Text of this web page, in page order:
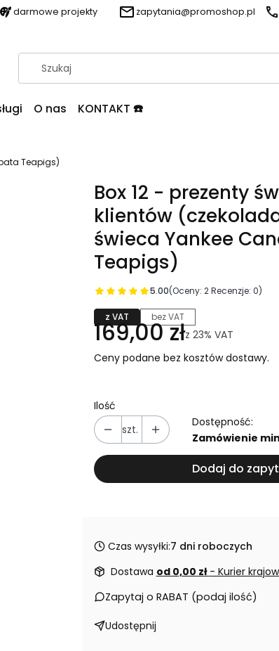
darmowe projekty zapytania@promoshop.pl
O nas KONTAKT ☎️
Teapigs)
Box 12 - prezenty
klientów
świeca Yankee
Teapigs)
5.00(Oceny: 2 Recenzje: 0)
z VAT bez VAT
169,00 złz 23% VAT
Ceny podane bez kosztów dostawy.
Ilość
szt.
Dostępność:
Zamówienie
Dodaj do
Czas wysyłki:7 dni roboczych
Dostawa od 0,00 zł - Kurier
Zapytaj o RABAT (podaj ilość)
Udostępnij